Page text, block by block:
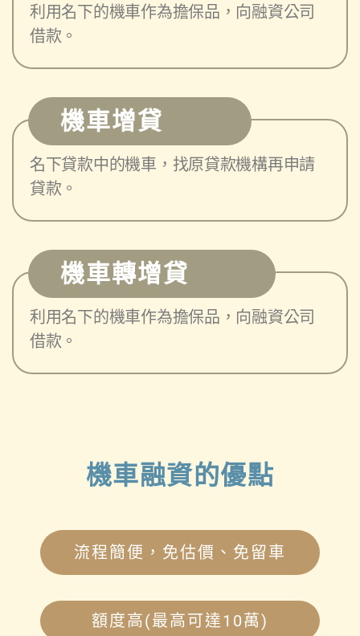
利用名下的機車作為擔保品，向融資公司
借款。
機車增貸
名下貸款中的機車，找原貸款機構再申請
貸款。
機車轉增貸
利用名下的機車作為擔保品，向融資公司
借款。
機車融資的優點
流程簡便，免估價、免留車
額度高(最高可達10萬)